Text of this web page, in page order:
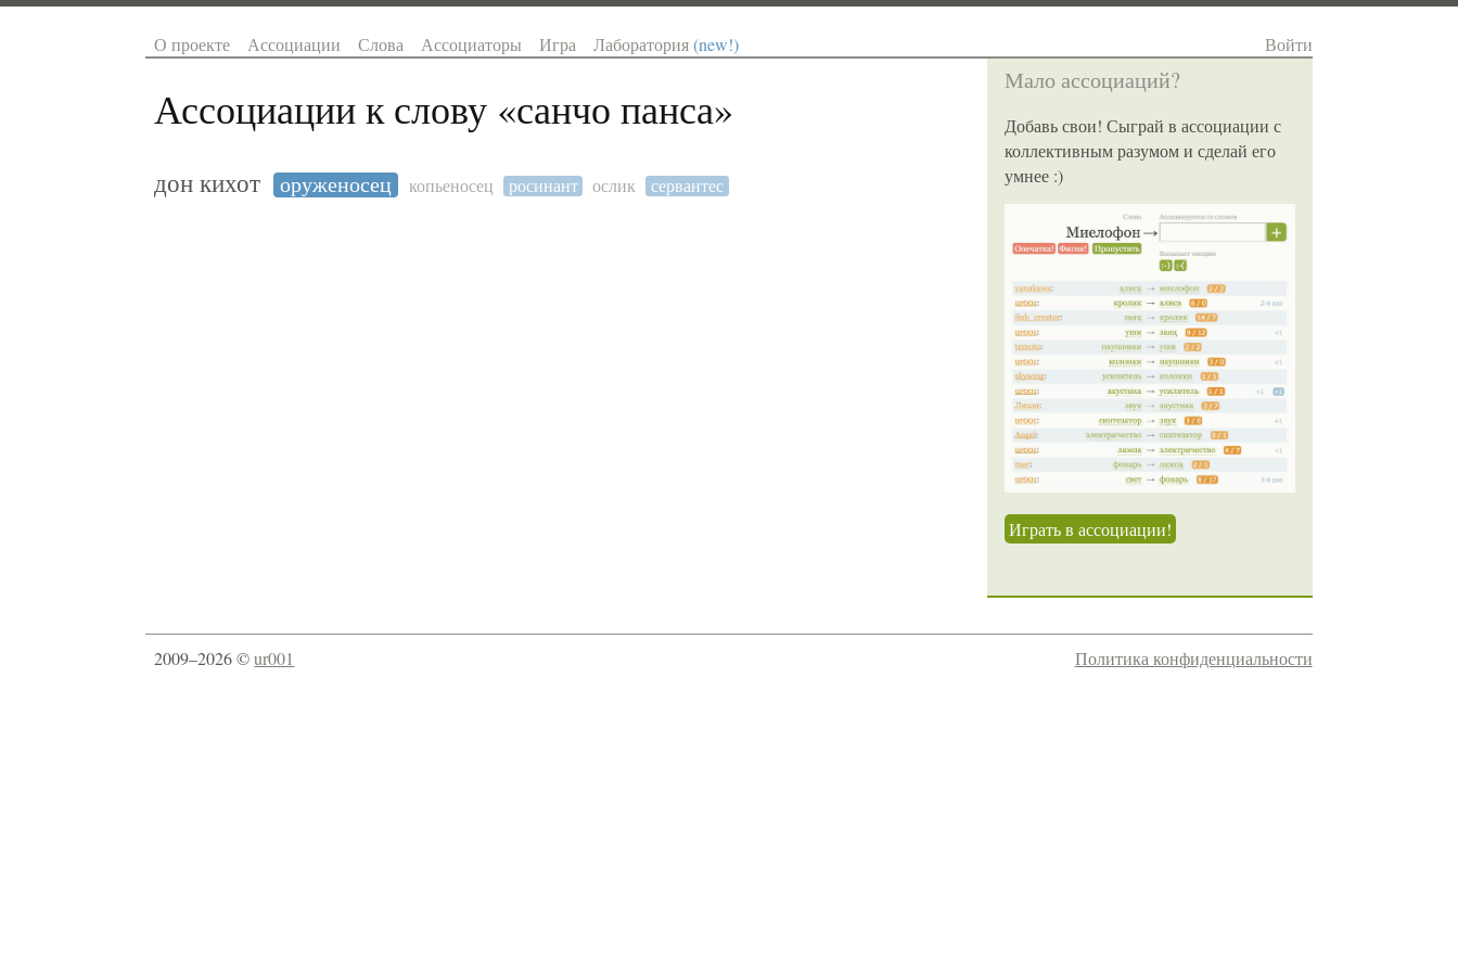
О проекте Ассоциации Слова Ассоциаторы Игра Лаборатория(new!) Войти
Ассоциации к слову «санчо панса»
дон кихот оруженосец копьеносец росинант ослик сервантес
Мало ассоциаций?
Добавь свои! Сыграй в ассоциации с
коллективным разумом и сделай его
умнее :)
Играть в ассоциации!
2009–2026 ©ur001 Политика конфиденциальности